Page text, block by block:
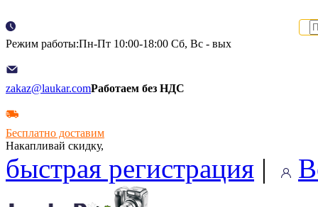
Режим работы:Пн-Пт 10:00-18:00 Сб, Вс - вых
zakaz@laukar.comРаботаем без НДС
Бесплатно доставим
Накапливай скидку,
быстрая регистрация |